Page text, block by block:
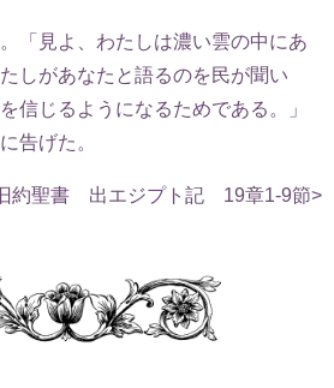
「見よ、わたしは濃い雲の中にあ
しがあなたと語るのを民が聞い
信じるようになるためである。」
告げた。
約聖書 出エジプト記 19章1-9節>